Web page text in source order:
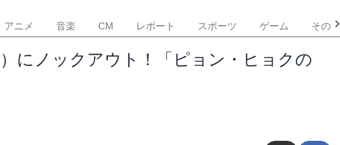
アニメ 音楽 CM レポート スポーツ ゲーム その他
にノックアウト！「ピョン・ヒョクの